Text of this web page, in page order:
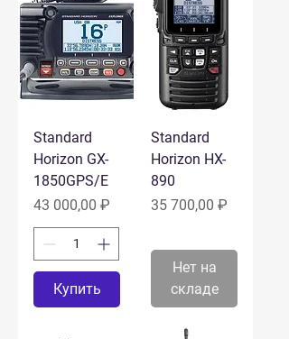
Standard
Horizon GX-
1850GPS/E
Цена
43 000,00 ₽
Купить
Standard
Horizon HX-
890
Цена
35 700,00 ₽
Нет на
складе